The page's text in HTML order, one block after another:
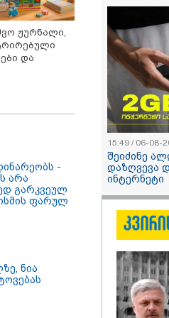
რაიმეში არ
ეჭვი, გიორგი
პატრიოტიზმია" -
13:27 / 07-08-2026
"სტუმართმოყვარე
ვართ - რუსს, ყაზახს,
უკრაინელს,
შვეიცარიელს,
იტალიელს,
შეუძლია
დახარჯოს ფული...
შეზღუდული არაა" -
სიახლე
ჟურნალი,
და
-
არა
გარკვეულ
ფარულ
ნია
15:49 / 06-08-
შეიძინე
დაზღვევა
ინტერნეტი